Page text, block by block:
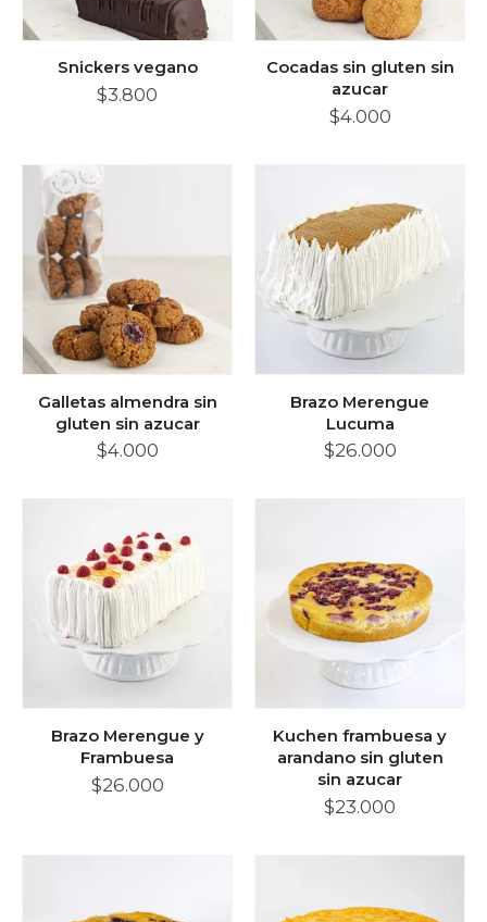
Snickers vegano
$3.800
Cocadas sin gluten sin
azucar
$4.000
Galletas almendra sin
gluten sin azucar
$4.000
Brazo Merengue
Lucuma
$26.000
Brazo Merengue y
Frambuesa
$26.000
Kuchen frambuesa y
arandano sin gluten
sin azucar
$23.000